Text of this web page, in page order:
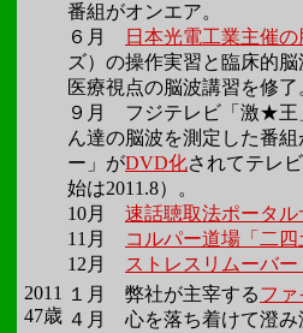
番組がオンエア。
６月
日本光電工業主催
ズ）の操作実習と臨床的
医療視点の脳波講習を修了
９月 フジテレビ「激★王
ん達の脳波を測定した番
ー」がDVD化されてテレ
始は2011.8）。
10月 速話聴取法ポータ
11月
コルパー道場「二四
12月
ストレスリムーバー
2011
47歳
１月 弊社が主宰するファ
４月 心を落ち着けて澄み